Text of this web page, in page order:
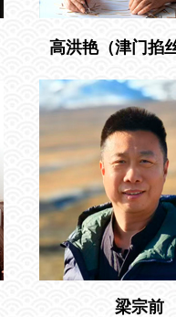
高洪艳（津门掐
梁宗前